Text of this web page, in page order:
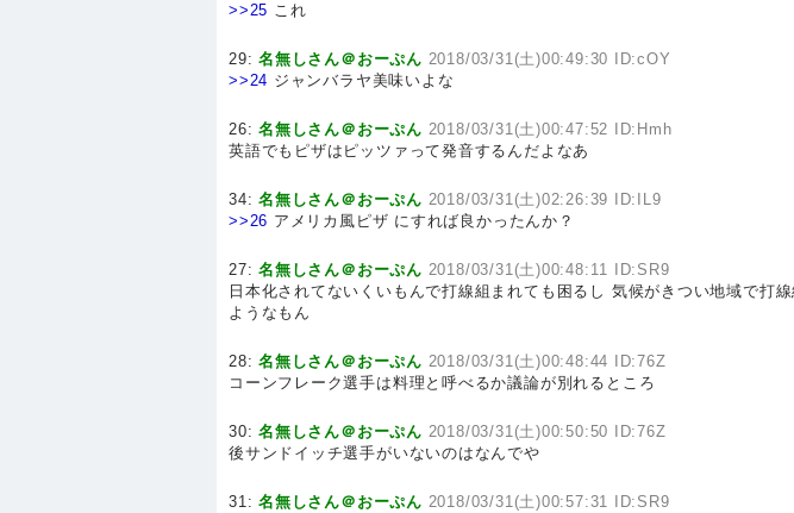
>>25 これ
29:名無しさん＠おーぷん 2018/03/31(土)00:49:30 ID:cOY
>>24 ジャンバラヤ美味いよな
26:名無しさん＠おーぷん 2018/03/31(土)00:47:52 ID:Hmh
英語でもピザはピッツァって発音するんだよなあ
34:名無しさん＠おーぷん 2018/03/31(土)02:26:39 ID:IL9
>>26 アメリカ風ピザ にすれば良かったんか？
27:名無しさん＠おーぷん 2018/03/31(土)00:48:11 ID:SR9
日本化されてないくいもんで打線組まれても困るし 気候がきつい地域で打
ようなもん
28:名無しさん＠おーぷん 2018/03/31(土)00:48:44 ID:76Z
コーンフレーク選手は料理と呼べるか議論が別れるところ
30:名無しさん＠おーぷん 2018/03/31(土)00:50:50 ID:76Z
後サンドイッチ選手がいないのはなんでや
31:名無しさん＠おーぷん 2018/03/31(土)00:57:31 ID:SR9